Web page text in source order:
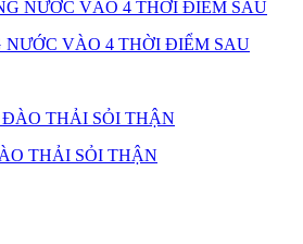
NƯỚC VÀO 4 THỜI ĐIỂM SAU
THẢI SỎI THẬN